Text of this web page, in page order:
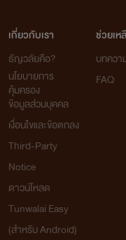
เกี่ยวกับเรา
ธัญวลัยคือ?
นโยบายการ
คุ้มครอง
ข้อมูลส่วนบุคคล
เงื่อนไขและข้อตกลง
Third-Party
Notice
ดาวน์โหลด
Tunwalai Easy
(สำหรับ Android)
ช่วยเห
บทควา
FAQ